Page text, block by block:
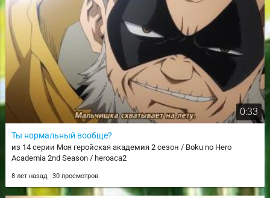
0:33
Ты нормальный вообще?
из 14 серии Моя геройская академия 2 сезон / Boku no Hero
Academia 2nd Season / heroaca2
8 лет назад 30 просмотров